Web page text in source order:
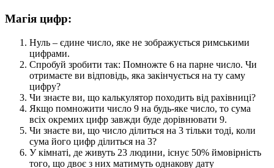
Магія цифр:
Нуль – єдине число, яке не зображується римськими
цифрами.
Спробуй зробити так: Помножте 6 на парне число. Чи
отримаєте ви відповідь, яка закінчується на ту саму
цифру?
Чи знаєте ви, що калькулятор походить від рахівниці?
Якщо помножити число 9 на будь-яке число, то сума
всіх окремих цифр завжди буде дорівнювати 9.
Чи знаєте ви, що число ділиться на 3 тільки тоді, коли
сума його цифр ділиться на 3?
У кімнаті, де живуть 23 людини, існує 50% ймовірність
того, що двоє з них матимуть однакову дату